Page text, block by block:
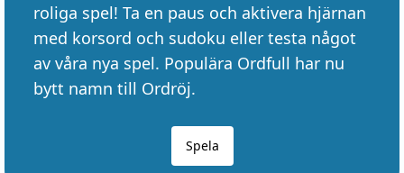
roliga spel! Ta en paus och aktivera hjärnan
med korsord och sudoku eller testa något
av våra nya spel. Populära Ordfull har nu
bytt namn till Ordröj.
Spela